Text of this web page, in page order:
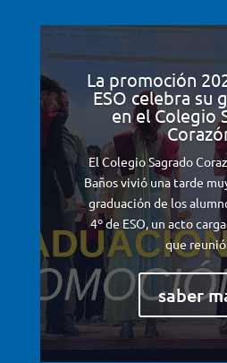
La promoción
ESO celebra su
en el Colegio
El Colegio Sagrado
Baños vivió una tarde
graduación de los
4º de ESO, un acto
que
saber